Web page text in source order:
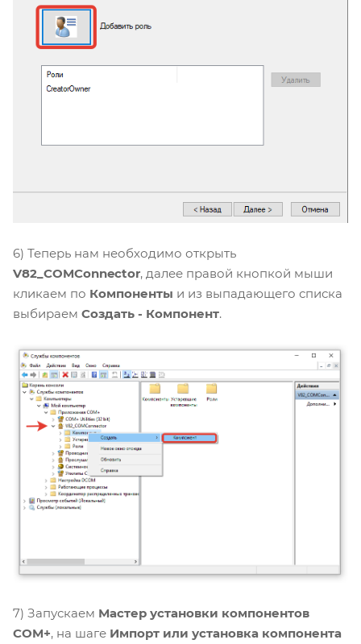
6) Теперь нам необходимо открыть
V82_COMConnector, далее правой кнопкой мыши
кликаем по Компоненты и из выпадающего списка
выбираем Создать - Компонент.
7) Запускаем Мастер установки компонентов
COM+, на шаге Импорт или установка компонента